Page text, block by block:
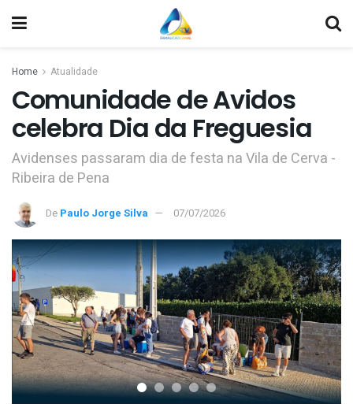
Home Atualidade
Comunidade de Avidos
celebra Dia da Freguesia
Avidenses passaram dia de festa na Vila de Cerva -
Ribeira de Pena
De Paulo Jorge Silva 07/07/2026